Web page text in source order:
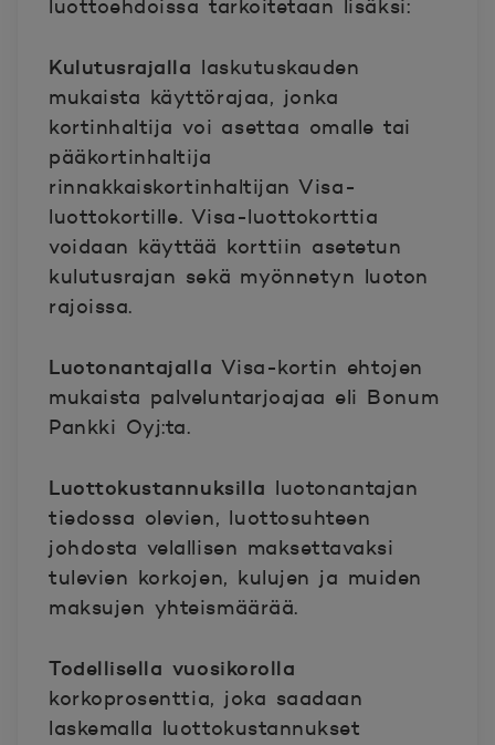
luottoehdoissa tarkoitetaan lisäksi:
Kulutusrajalla laskutuskauden
mukaista käyttörajaa, jonka
kortinhaltija voi asettaa omalle tai
pääkortinhaltija
rinnakkaiskortinhaltijan Visa-
luottokortille. Visa-luottokorttia
voidaan käyttää korttiin asetetun
kulutusrajan sekä myönnetyn luoton
rajoissa.
Luotonantajalla Visa-kortin ehtojen
mukaista palveluntarjoajaa eli Bonum
Pankki Oyj:ta.
Luottokustannuksilla luotonantajan
tiedossa olevien, luottosuhteen
johdosta velallisen maksettavaksi
tulevien korkojen, kulujen ja muiden
maksujen yhteismäärää.
Todellisella vuosikorolla
korkoprosenttia, joka saadaan
laskemalla luottokustannukset